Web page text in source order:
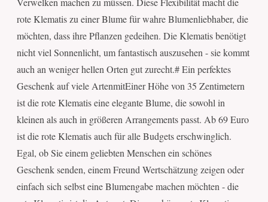
rote Klematis zu einer Blume für wahre Blumenliebhaber, die
möchten, dass ihre Pflanzen gedeihen. Die Klematis benötigt
nicht viel Sonnenlicht, um fantastisch auszusehen - sie kommt
auch an weniger hellen Orten gut zurecht.# Ein perfektes
Geschenk auf viele ArtenmitEiner Höhe von 35 Zentimetern
ist die rote Klematis eine elegante Blume, die sowohl in
kleinen als auch in größeren Arrangements passt. Ab 69 Euro
ist die rote Klematis auch für alle Budgets erschwinglich.
Egal, ob Sie einem geliebten Menschen ein schönes
Geschenk senden, einem Freund Wertschätzung zeigen oder
einfach sich selbst eine Blumengabe machen möchten - die